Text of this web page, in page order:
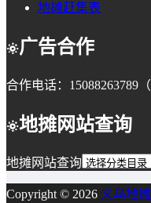
地摊赶集表
广告合作
合作电话：15088263789
地摊网站查询
地摊网站查询
Copyright © 2026 义乌地